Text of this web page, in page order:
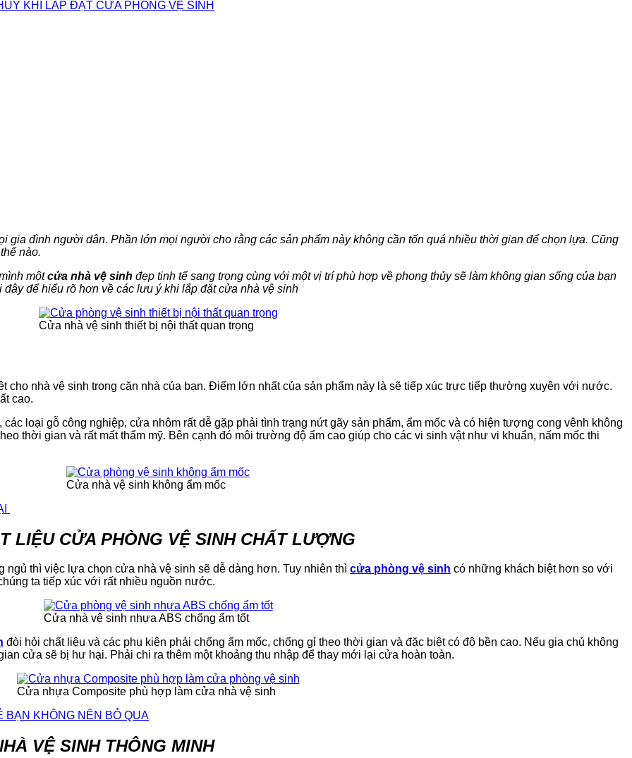
gia đình người dân. Phần lớn mọi người cho rằng các sản phẩm này không cần tốn quá nhiều thời gian để chọn lựa. Cũng
nào.
mộtcửa nhà vệ sinh đẹp tinh tế sang trọng cùng với một vị trí phù hợp về phong thủy sẽ làm không gian sống của bạn
đây để hiểu rõ hơn về các lưu ý khi lắp đặt cửa nhà vệ sinh
Cửa nhà vệ sinh thiết bị nội thất quan trọng
cho nhà vệ sinh trong căn nhà của bạn. Điểm lớn nhất của sản phẩm này là sẽ tiếp xúc trực tiếp thường xuyên với nước.
cao.
loại gỗ công nghiệp, cửa nhôm rất dễ gặp phải tình trạng nứt gãy sản phẩm, ẩm mốc và có hiện tượng cong vênh không
thời gian và rất mất thẩm mỹ. Bên cạnh đó môi trường độ ẩm cao giúp cho các vi sinh vật như vi khuẩn, nấm mốc thi
Cửa nhà vệ sinh không ẩm mốc
LIỆU CỬA PHÒNG VỆ SINH CHẤT LƯỢNG
thì việc lựa chọn cửa nhà vệ sinh sẽ dễ dàng hơn. Tuy nhiên thì cửa phòng vệ sinh có những khách biệt hơn so với
ta tiếp xúc với rất nhiều nguồn nước.
Cửa nhà vệ sinh nhựa ABS chống ẩm tốt
đòi hỏi chất liệu và các phụ kiện phải chống ẩm mốc, chống gỉ theo thời gian và đặc biệt có độ bền cao. Nếu gia chủ không
cửa sẽ bị hư hại. Phải chi ra thêm một khoảng thu nhập để thay mới lại cửa hoàn toàn.
Cửa nhựa Composite phù hợp làm cửa nhà vệ sinh
BẠN KHÔNG NÊN BỎ QUA
VỆ SINH THÔNG MINH